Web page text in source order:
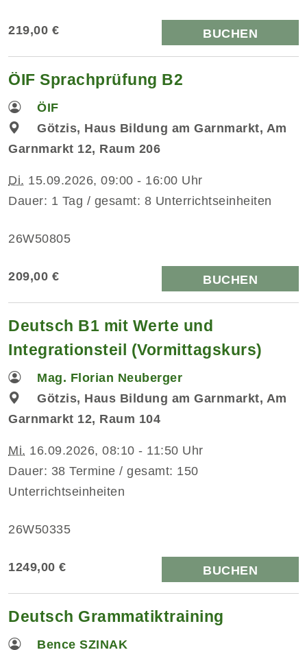
219,00 € BUCHEN
ÖIF Sprachprüfung B2
ÖIF
Götzis, Haus Bildung am Garnmarkt, Am
Garnmarkt 12, Raum 206
Di. 15.09.2026, 09:00 - 16:00 Uhr
Dauer: 1 Tag / gesamt: 8 Unterrichtseinheiten
26W50805
209,00 € BUCHEN
Deutsch B1 mit Werte und
Integrationsteil (Vormittagskurs)
Mag. Florian Neuberger
Götzis, Haus Bildung am Garnmarkt, Am
Garnmarkt 12, Raum 104
Mi. 16.09.2026, 08:10 - 11:50 Uhr
Dauer: 38 Termine / gesamt: 150
Unterrichtseinheiten
26W50335
1249,00 € BUCHEN
Deutsch Grammatiktraining
Bence SZINAK